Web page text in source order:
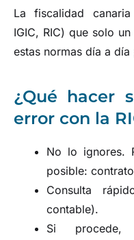
La fiscalidad
IGIC, RIC) que solo
estas normas día a
¿Qué hacer
error con la
No lo ignores.
posible:
Consulta
contable).
Si procede,